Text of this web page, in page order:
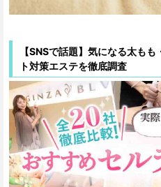
【SNSで話題】気になる太も
ト対策エステを徹底調査